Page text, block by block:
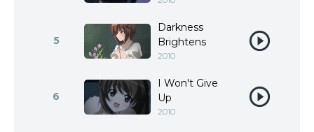
5
Darkness
Brightens
2010
6
I Won't Give
Up
2010